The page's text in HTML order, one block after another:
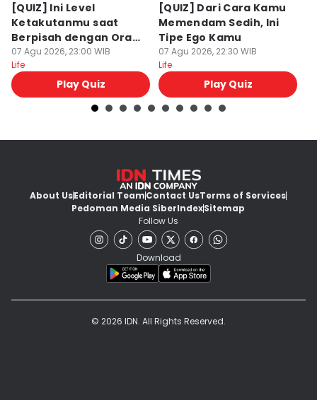
[QUIZ] Ini Level
Ketakutanmu saat
Berpisah dengan Orang
Lain
07 Agu 2026, 23:00 WIB
Life
Play Quiz
[QUIZ] Dari Cara Kamu
Memendam Sedih, Ini
Tipe Ego Kamu
07 Agu 2026, 22:30 WIB
Life
Play Quiz
About UsEditorial TeamContact UsTerms of Services
Pedoman Media SiberIndexSitemap
Follow Us
Download
© 2026 IDN. All Rights Reserved.